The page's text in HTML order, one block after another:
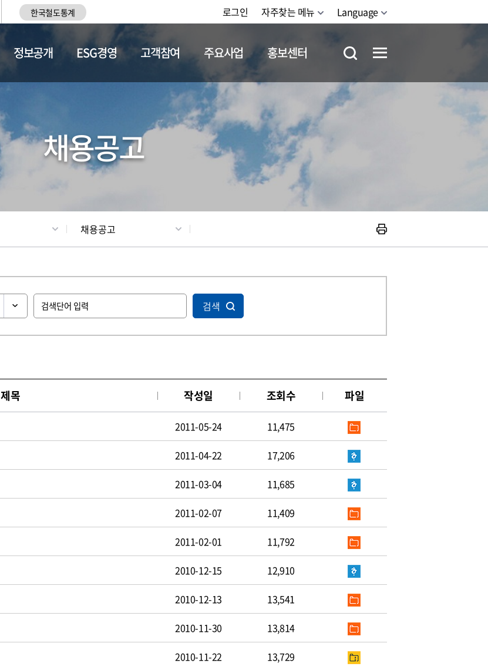
한국철도통계 로그인 자주찾는 메뉴 Language
채용정보
정보공개 ESG경영 고객참여 주요사업 홍보센터
채용공고
채용공고
검색
제목 작성일 조회수 파일
2011-05-24 11,475
2011-04-22 17,206
2011-03-04 11,685
2011-02-07 11,409
2011-02-01 11,792
2010-12-15 12,910
2010-12-13 13,541
2010-11-30 13,814
2010-11-22 13,729